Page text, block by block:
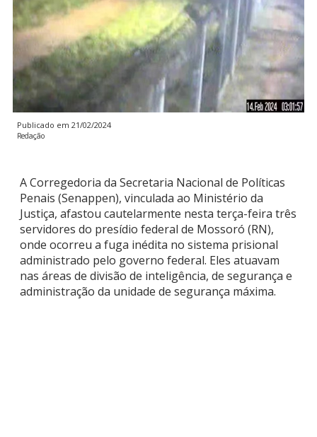
Publicado em 21/02/2024
Redação
A Corregedoria da Secretaria Nacional de Políticas
Penais (Senappen), vinculada ao Ministério da
Justiça, afastou cautelarmente nesta terça-feira três
servidores do presídio federal de Mossoró (RN),
onde ocorreu a fuga inédita no sistema prisional
administrado pelo governo federal. Eles atuavam
nas áreas de divisão de inteligência, de segurança e
administração da unidade de segurança máxima.